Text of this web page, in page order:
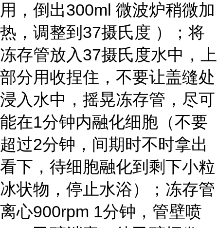
用，倒出300ml 微波炉稍微加
热，调整到37摄氏度 ）；将
冻存管放入37摄氏度水中，上
部分用收捏住，不要让盖缝处
浸入水中，摇晃冻存管，尽可
能在1分钟内融化细胞（不要
超过2分钟，间期时不时拿出
看下，待细胞融化到剩下小粒
冰状物，停止水浴）；冻存管
离心900rpm 1分钟，管壁喷